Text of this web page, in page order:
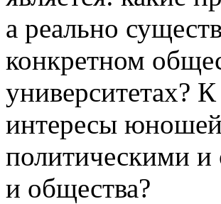
а реально
конкретном
университетах?
интересы
политическими и
и общества?